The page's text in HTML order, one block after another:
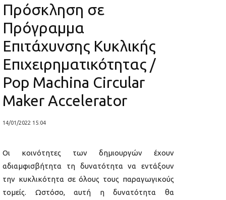
Πρόσκληση σε
Πρόγραμμα
Επιτάχυνσης Κυκλικής
Επιχειρηματικότητας /
Pop Machina Circular
Maker Accelerator
14/01/2022 15:04
Οι κοινότητες των δημιουργών έχουν
αδιαμφισβήτητα τη δυνατότητα να εντάξουν
την κυκλικότητα σε όλους τους παραγωγικούς
τομείς. Ωστόσο, αυτή η δυνατότητα θα